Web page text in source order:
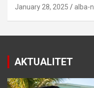
January 28, 2025 alba-
AKTUALITET